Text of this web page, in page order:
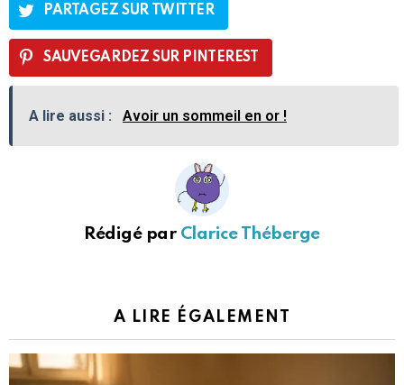
PARTAGEZ SUR TWITTER
SAUVEGARDEZ SUR PINTEREST
A lire aussi : Avoir un sommeil en or !
Rédigé par Clarice Théberge
A LIRE ÉGALEMENT